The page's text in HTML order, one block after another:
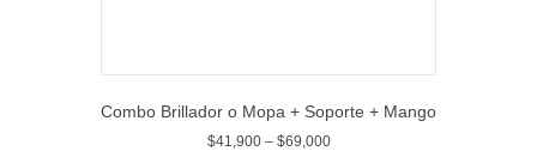
Combo Brillador o Mopa + Soporte + Mango
$41,900– $69,000